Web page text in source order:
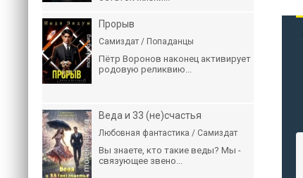
Прорыв
Самиздат / Попаданцы
Пётр Воронов наконец активирует
родовую реликвию...
Веда и 33 (не)счастья
Любовная фантастика / Самиздат
Вы знаете, кто такие веды? Мы -
связующее звено...